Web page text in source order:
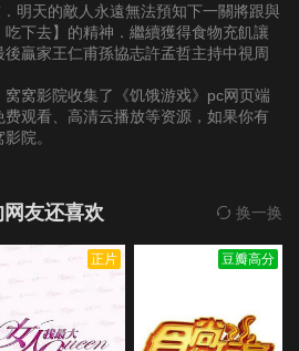
第20191201期 第20191208期
第20200202期
第20200322期 第20200329期
第20200412期 第20200419期
明天的敵人永遠無法預知下一關將跟與
下去】的精神．繼續獲得食物充飢讓
後贏家王仁甫孫協志許孟哲主持中視周
窝窝影院收集了《饥饿游戏》pc网页端
观看、高清云播放等资源，如果你有
院。
友还喜欢 换一换
正片 豆瓣高分